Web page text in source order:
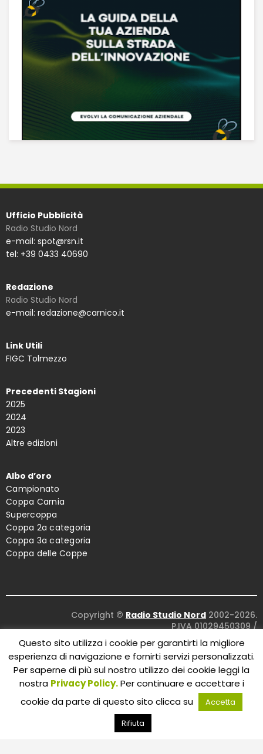
Ufficio Pubblicità
Radio Studio Nord
e-mail: spot@rsn.it
tel: +39 0433 40690
Redazione
Radio Studio Nord
e-mail: redazione@carnico.it
Link Utili
FIGC Tolmezzo
Precedenti Stagioni
2025
2024
2023
Altre edizioni
Albo d’oro
Campionato
Coppa Carnia
Supercoppa
Coppa 2a categoria
Coppa 3a categoria
Coppa delle Coppe
Copyright © Radio Studio Nord 2002-2026.
P.IVA 01029450309/
Concept and design:Five Studio
Maintenance:Clyco SRL. All Rights Reserved.
Questo sito utilizza i cookie per garantirti la migliore
esperienza di navigazione e fornirti servizi personalizzati.
Per saperne di più sul nostro utilizzo dei cookie leggi la
nostra Privacy Policy.Per continuare e accettare i
cookie da parte di questo sito clicca su
Accetta
Rifiuta